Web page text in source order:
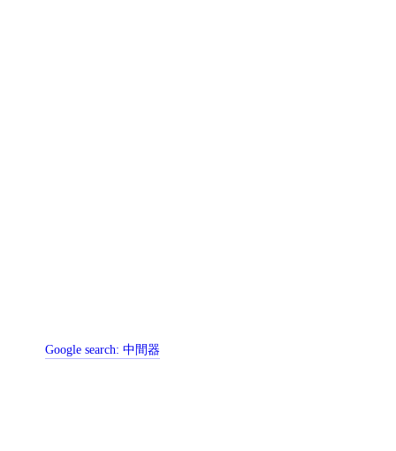
Google search:中間器